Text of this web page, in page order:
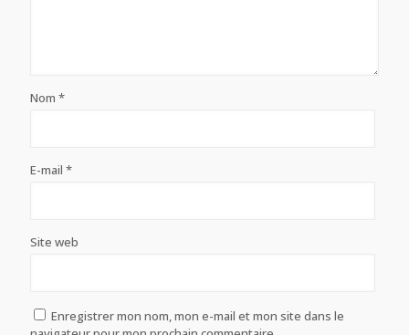
Nom *
E-mail *
Site web
Enregistrer mon nom, mon e-mail et mon site dans le